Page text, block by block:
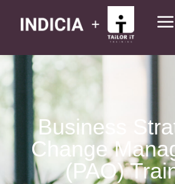
Business
Change
(PAO)